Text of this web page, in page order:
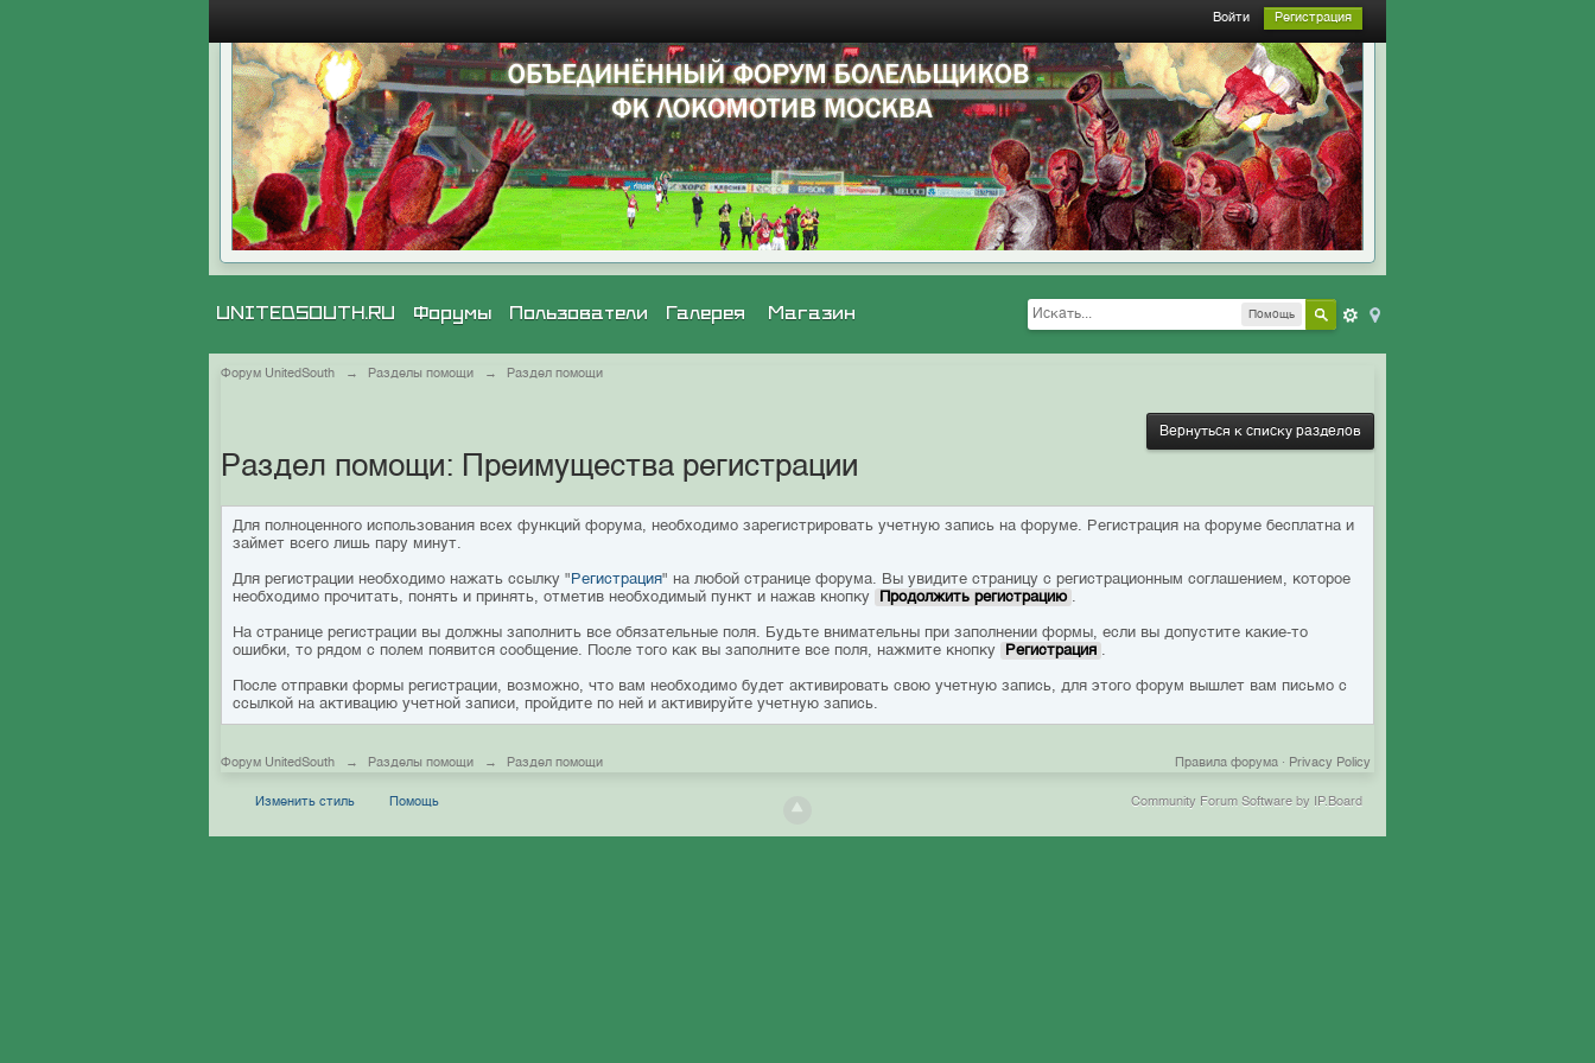
Войти Регистрация
Помощь
UNITEDSOUTH.RU Галерея Магазин
Форумы Пользователи
Форум UnitedSouth → Разделы помощи → Раздел помощи
Вернуться к списку разделов
Раздел помощи: Преимущества регистрации
Для полноценного использования всех функций форума, необходимо зарегистрировать учетную запись на форуме. Регистрация на форуме бесплатна и
займет всего лишь пару минут.
Для регистрации необходимо нажать ссылку " Регистрация" на любой странице форума. Вы увидите страницу с регистрационным соглашением, которое
необходимо прочитать, понять и принять, отметив необходимый пункт и нажав кнопку
Продолжить регистрацию .
На странице регистрации вы должны заполнить все обязательные поля. Будьте внимательны при заполнении формы, если вы допустите какие-то
ошибки, то рядом с полем появится сообщение. После того как вы заполните все поля, нажмите кнопку
Регистрация .
После отправки формы регистрации, возможно, что вам необходимо будет активировать свою учетную запись, для этого форум вышлет вам письмо с
ссылкой на активацию учетной записи, пройдите по ней и активируйте учетную запись.
Форум UnitedSouth → Разделы помощи → Раздел помощи Privacy Policy
Правила форума ·
Изменить стиль Помощь Community Forum Software by IP.Board